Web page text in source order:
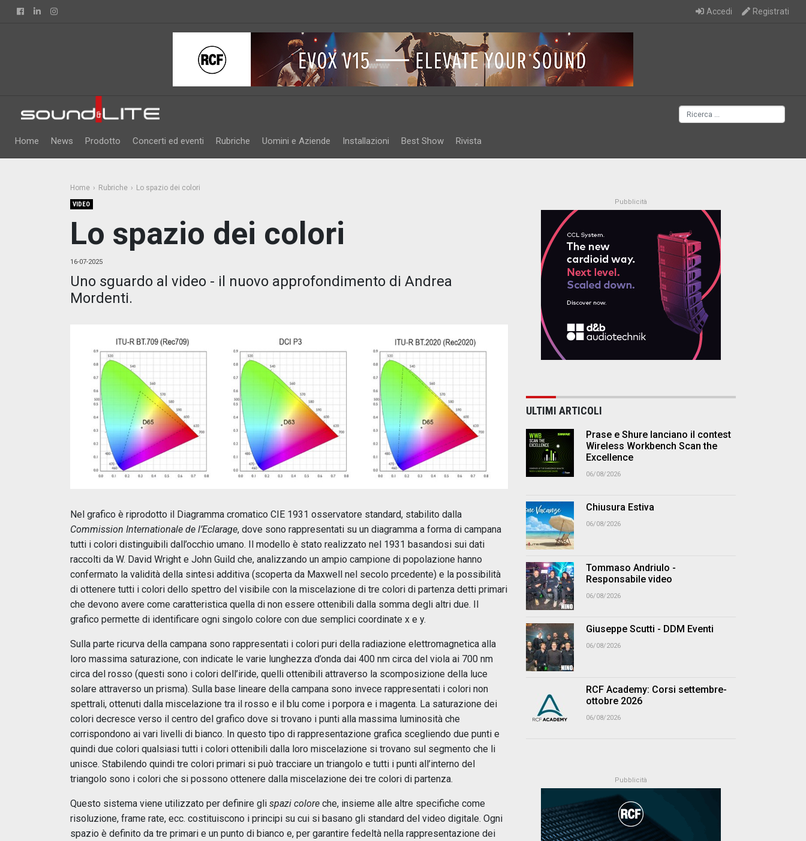
FacebookLinkedin Accedi Registrati
Home News Prodotto Concerti ed eventi Rubriche Uomini e Aziende Installazioni Best Show Rivista
Home Rubriche Lo spazio dei colori
VIDEO
Lo spazio dei colori
16-07-2025
Uno sguardo al video - il nuovo approfondimento di Andrea
Mordenti.
Nel grafico è riprodotto il Diagramma cromatico CIE 1931 osservatore standard, stabilito dalla
Commission Internationale de l’Eclarage, dove sono rappresentati su un diagramma a forma di campana
tutti i colori distinguibili dall’occhio umano. Il modello è stato realizzato nel 1931 basandosi sui dati
raccolti da W. David Wright e John Guild che, analizzando un ampio campione di popolazione hanno
confermato la validità della sintesi additiva (scoperta da Maxwell nel secolo prcedente) e la possibilità
di ottenere tutti i colori dello spettro del visibile con la miscelazione di tre colori di partenza detti primari
che devono avere come caratteristica quella di non essere ottenibili dalla somma degli altri due. Il
grafico permette di identificare ogni singolo colore con due semplici coordinate x e y.
Sulla parte ricurva della campana sono rappresentati i colori puri della radiazione elettromagnetica alla
loro massima saturazione, con indicate le varie lunghezza d’onda dai 400 nm circa del viola ai 700 nm
circa del rosso (questi sono i colori dell’iride, quelli ottenibili attraverso la scomposizione della luce
solare attraverso un prisma). Sulla base lineare della campana sono invece rappresentati i colori non
spettrali, ottenuti dalla miscelazione tra il rosso e il blu come i porpora e i magenta. La saturazione dei
colori decresce verso il centro del grafico dove si trovano i punti alla massima luminosità che
corrispondono ai vari livelli di bianco. In questo tipo di rappresentazione grafica scegliendo due punti e
quindi due colori qualsiasi tutti i colori ottenibili dalla loro miscelazione si trovano sul segmento che li
unisce. Stabilendo quindi tre colori primari si può tracciare un triangolo e tutti i punti all’interno del
triangolo sono i colori che si possono ottenere dalla miscelazione dei tre colori di partenza.
Questo sistema viene utilizzato per definire gli spazi colore che, insieme alle altre specifiche come
risoluzione, frame rate, ecc. costituiscono i principi su cui si basano gli standard del video digitale. Ogni
spazio è definito da tre primari e un punto di bianco e, per garantire fedeltà nella rappresentazione dei
ULTIMI ARTICOLI
Prase e Shure lanciano il contest
Wireless Workbench Scan the
Excellence
06/08/2026
Chiusura Estiva
06/08/2026
Tommaso Andriulo -
Responsabile video
06/08/2026
Giuseppe Scutti - DDM Eventi
06/08/2026
RCF Academy: Corsi settembre-
ottobre 2026
06/08/2026